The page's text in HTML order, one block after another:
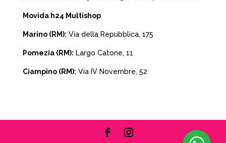
Movida h24 Multishop
Marino (RM): Via della Repubblica, 175
Pomezia (RM): Largo Catone, 11
Ciampino (RM): Via IV Novembre, 52